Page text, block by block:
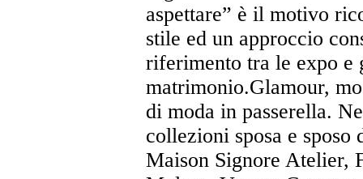
aspettare” è il motivo
stile ed un approccio
riferimento tra le expo
matrimonio.Glamour,
di moda in passerella.
collezioni sposa e sposo
Maison Signore Atelier,